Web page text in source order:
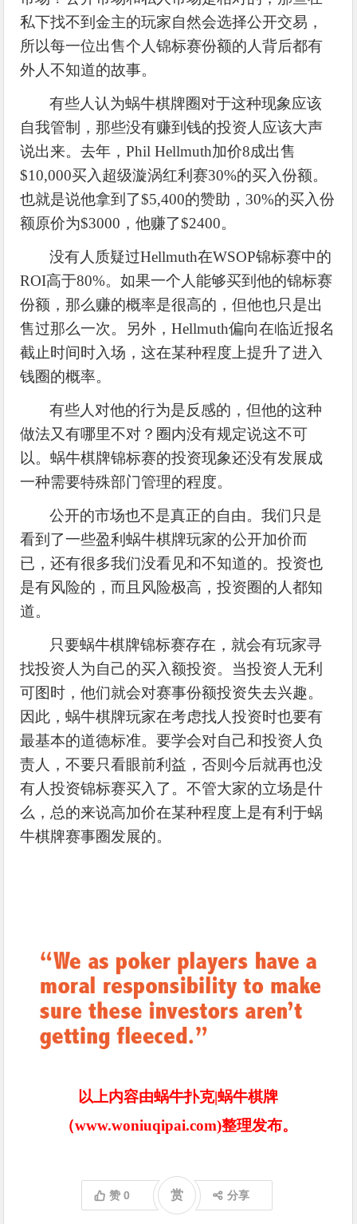
私下找不到金主的玩家自然会选择公开交易，
所以每一位出售个人锦标赛份额的人背后都有
外人不知道的故事。
有些人认为蜗牛棋牌圈对于这种现象应该
自我管制，那些没有赚到钱的投资人应该大声
说出来。去年，Phil Hellmuth加价8成出售
$10,000买入超级漩涡红利赛30%的买入份额。
也就是说他拿到了$5,400的赞助，30%的买入份
额原价为$3000，他赚了$2400。
没有人质疑过Hellmuth在WSOP锦标赛中的
ROI高于80%。如果一个人能够买到他的锦标赛
份额，那么赚的概率是很高的，但他也只是出
售过那么一次。另外，Hellmuth偏向在临近报名
截止时间时入场，这在某种程度上提升了进入
钱圈的概率。
有些人对他的行为是反感的，但他的这种
做法又有哪里不对？圈内没有规定说这不可
以。蜗牛棋牌锦标赛的投资现象还没有发展成
一种需要特殊部门管理的程度。
公开的市场也不是真正的自由。我们只是
看到了一些盈利蜗牛棋牌玩家的公开加价而
已，还有很多我们没看见和不知道的。投资也
是有风险的，而且风险极高，投资圈的人都知
道。
只要蜗牛棋牌锦标赛存在，就会有玩家寻
找投资人为自己的买入额投资。当投资人无利
可图时，他们就会对赛事份额投资失去兴趣。
因此，蜗牛棋牌玩家在考虑找人投资时也要有
最基本的道德标准。要学会对自己和投资人负
责人，不要只看眼前利益，否则今后就再也没
有人投资锦标赛买入了。不管大家的立场是什
么，总的来说高加价在某种程度上是有利于蜗
牛棋牌赛事圈发展的。
以上内容由蜗牛扑克|蜗牛棋牌
（www.woniuqipai.com)整理发布。
赞0 赏 分享